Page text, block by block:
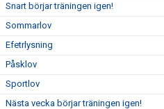
Snart börjar träningen igen!
Sommarlov
Efetrlysning
Påsklov
Sportlov
Nästa vecka börjar träningen igen!